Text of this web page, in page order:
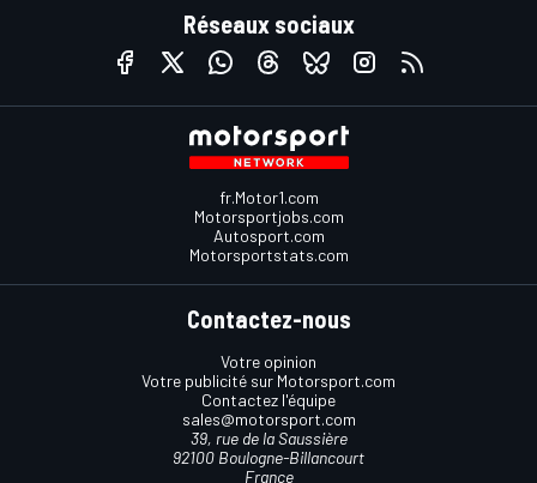
Réseaux sociaux
fr.Motor1.com
Motorsportjobs.com
Autosport.com
Motorsportstats.com
Contactez-nous
Votre opinion
Votre publicité sur Motorsport.com
Contactez l'équipe
sales@motorsport.com
39, rue de la Saussière
92100 Boulogne-Billancourt
France